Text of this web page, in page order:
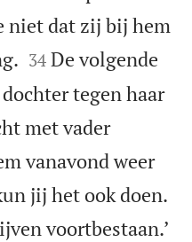
niet dat zij bij hem


34 De volgende
tegen haar
met vader
vanavond weer
jij het ook doen.
voortbestaan.’